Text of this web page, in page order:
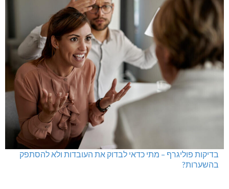
בדיקות פוליגרף – מתי כדאי לבדוק את העובדות ולא להסתפק
בהשערות?